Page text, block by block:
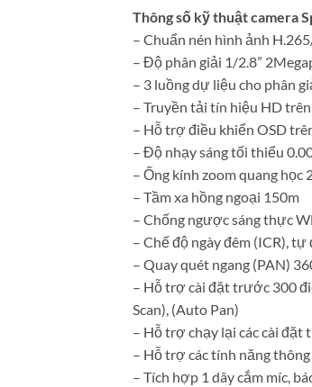
Thông số kỹ thuật camera
– Chuẩn nén hình ảnh
– Độ phân giải 1/2.8”
– 3 luồng dự liệu cho phân
– Truyền tải tín hiệu HD
– Hỗ trợ điều khiển OSD
– Độ nhạy sáng tối thiểu
– Ống kính zoom quang học
– Tầm xa hồng ngoại 150m
– Chống ngược sáng thực
– Chế độ ngày đêm (ICR),
– Quay quét ngang (PAN)
– Hỗ trợ cài đặt trước 300
Scan), (Auto Pan)
– Hỗ trợ chạy lại các cài
– Hỗ trợ các tính năng
– Tích hợp 1 dây cắm míc,